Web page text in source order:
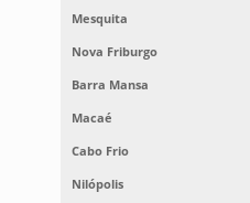
Mesquita
Nova Friburgo
Barra Mansa
Macaé
Cabo Frio
Nilópolis